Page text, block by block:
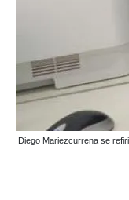
Diego Mariezcurrena se